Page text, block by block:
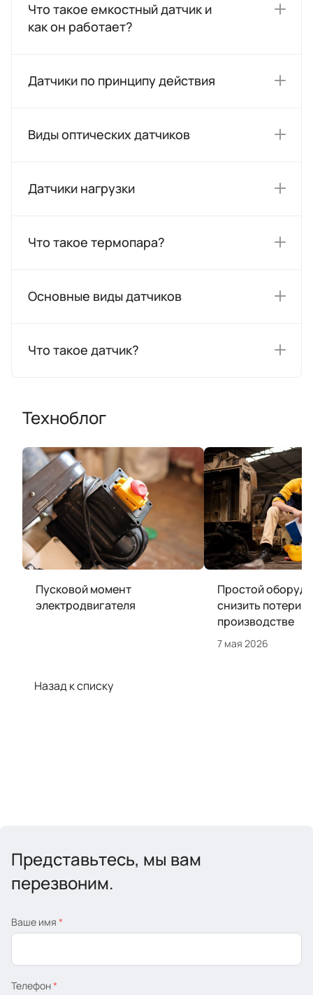
Что такое емкостный датчик и
как он работает?
Датчики по принципу действия
Виды оптических датчиков
Датчики нагрузки
Что такое термопара?
Основные виды датчиков
Что такое датчик?
Техноблог
Пусковой момент
электродвигателя
Простой
снизить потери
производстве
7 мая 2026
Назад к списку
Представьтесь, мы вам
перезвоним.
Ваше имя *
Телефон*